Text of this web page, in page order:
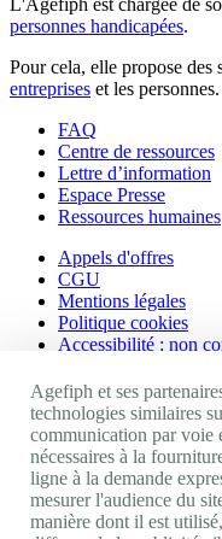
L'Agefiph est chargée de
personnes handicapées.
Pour cela, elle propose des
entreprises et les personnes.
FAQ
Centre de ressources
Lettre d’information
Espace Presse
Ressources humaines
Appels d'offres
CGU
Mentions légales
Politique cookies
Accessibilité : non
Nos autres sites
Site portail Agefiph
Activateur de progrès
Handinnov
Innovation et
Université du RRH
Agefiph et ses
technologies similaires
communication par voie
nécessaires à la
ligne à la demande
mesurer l'audience du
manière dont il est